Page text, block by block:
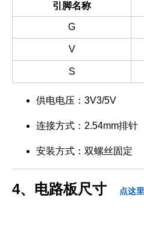
引脚名称
G
V
S
供电电压：3V3/5V
连接方式：2.54mm排针
安装方式：双螺丝固定
4、电路板尺寸 点这